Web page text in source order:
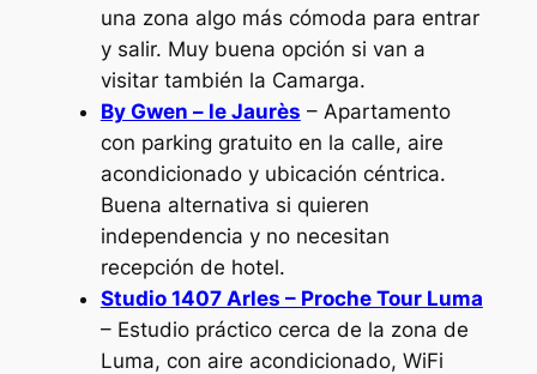
una zona algo más cómoda para entrar
y salir. Muy buena opción si van a
visitar también la Camarga.
By Gwen – le Jaurès – Apartamento
con parking gratuito en la calle, aire
acondicionado y ubicación céntrica.
Buena alternativa si quieren
independencia y no necesitan
recepción de hotel.
Studio 1407 Arles – Proche Tour Luma
– Estudio práctico cerca de la zona de
Luma, con aire acondicionado, WiFi